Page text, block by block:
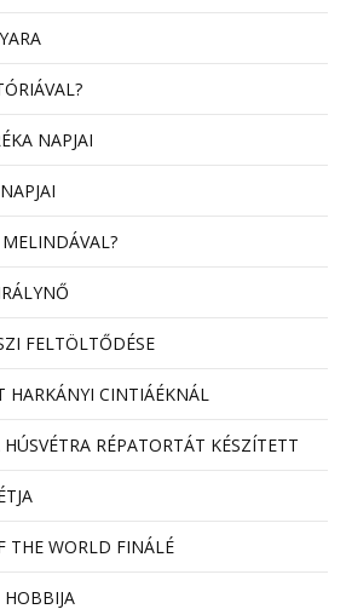
NAPJAI
FELTÖLTŐDÉSE
HARKÁNYI CINTIÁÉKNÁL
RÉPATORTÁT KÉSZÍTETT
THE WORLD FINÁLÉ
HOBBIJA